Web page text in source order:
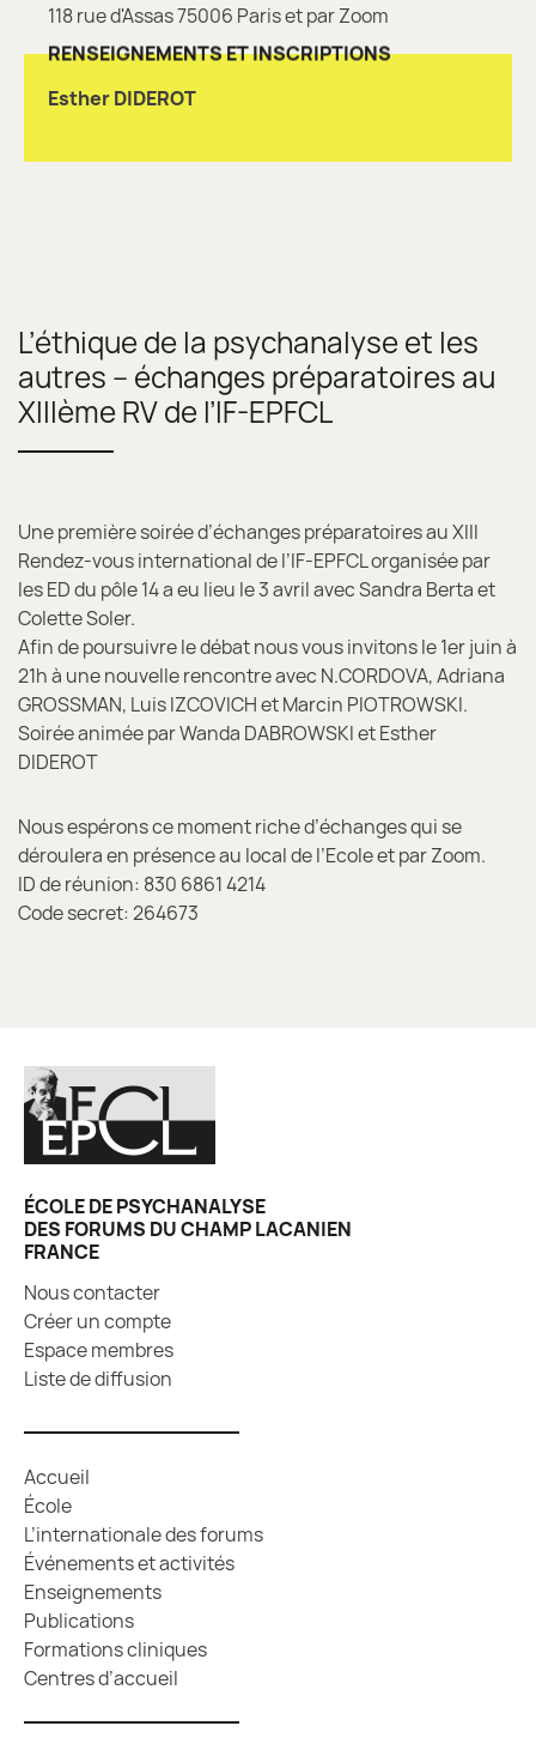
118 rue d'Assas 75006 Paris et par Zoom
RENSEIGNEMENTS ET INSCRIPTIONS
Esther DIDEROT
L’éthique de la psychanalyse et les
autres – échanges préparatoires au
XIIIème RV de l’IF-EPFCL
Une première soirée d’échanges préparatoires au XIII
Rendez-vous international de l’IF-EPFCL organisée par
les ED du pôle 14 a eu lieu le 3 avril avec Sandra Berta et
Colette Soler.
Afin de poursuivre le débat nous vous invitons le 1er juin à
21h à une nouvelle rencontre avec N.CORDOVA, Adriana
GROSSMAN, Luis IZCOVICH et Marcin PIOTROWSKI.
Soirée animée par Wanda DABROWSKI et Esther
DIDEROT
Nous espérons ce moment riche d’échanges qui se
déroulera en présence au local de l’Ecole et par Zoom.
ID de réunion: 830 6861 4214
Code secret: 264673
ÉCOLE DE PSYCHANALYSE
DES FORUMS DU CHAMP LACANIEN
FRANCE
Nous contacter
Créer un compte
Espace membres
Liste de diffusion
Accueil
École
L’internationale des forums
Événements et activités
Enseignements
Publications
Formations cliniques
Centres d’accueil